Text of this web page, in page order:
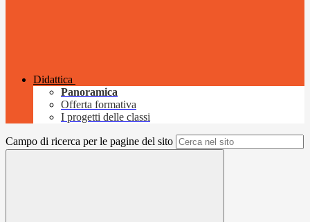
Didattica
Panoramica
Offerta formativa
I progetti delle classi
Campo di ricerca per le pagine del sito